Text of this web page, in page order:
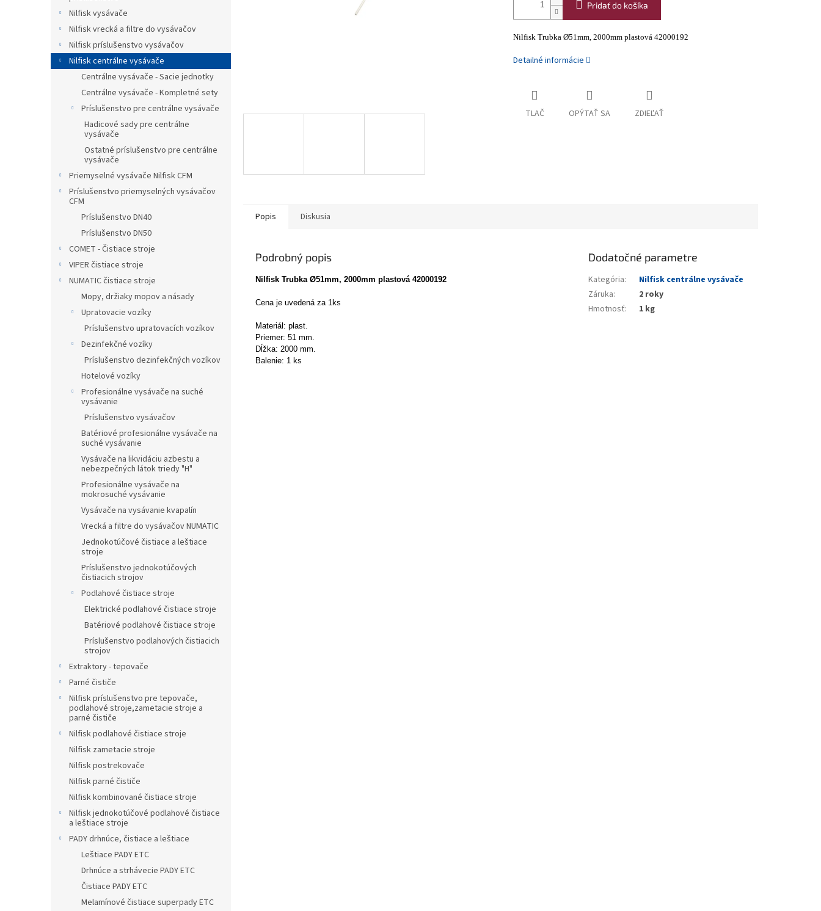
Nilfisk vysávače
Nilfisk vrecká a filtre do vysávačov
Nilfisk príslušenstvo vysávačov
Nilfisk centrálne vysávače
Centrálne vysávače - Sacie jednotky
Centrálne vysávače - Kompletné sety
Príslušenstvo pre centrálne vysávače
Hadicové sady pre centrálne
vysávače
Ostatné príslušenstvo pre centrálne
vysávače
Priemyselné vysávače Nilfisk CFM
Príslušenstvo priemyselných vysávačov
CFM
Príslušenstvo DN40
Príslušenstvo DN50
COMET - Čistiace stroje
VIPER čistiace stroje
NUMATIC čistiace stroje
Mopy, držiaky mopov a násady
Upratovacie vozíky
Príslušenstvo upratovacích vozíkov
Dezinfekčné vozíky
Príslušenstvo dezinfekčných vozíkov
Hotelové vozíky
Profesionálne vysávače na suché
vysávanie
Príslušenstvo vysávačov
Batériové profesionálne vysávače na
suché vysávanie
Vysávače na likvidáciu azbestu a
nebezpečných látok triedy "H"
Profesionálne vysávače na
mokrosuché vysávanie
Vysávače na vysávanie kvapalín
Vrecká a filtre do vysávačov NUMATIC
Jednokotúčové čistiace a leštiace
stroje
Príslušenstvo jednokotúčových
čistiacich strojov
Podlahové čistiace stroje
Elektrické podlahové čistiace stroje
Batériové podlahové čistiace stroje
Príslušenstvo podlahových čistiacich
strojov
Extraktory - tepovače
Parné čističe
Nilfisk príslušenstvo pre tepovače,
podlahové stroje,zametacie stroje a
parné čističe
Nilfisk podlahové čistiace stroje
Nilfisk zametacie stroje
Nilfisk postrekovače
Nilfisk parné čističe
Nilfisk kombinované čistiace stroje
Nilfisk jednokotúčové podlahové čistiace
a leštiace stroje
PADY drhnúce, čistiace a leštiace
Leštiace PADY ETC
Drhnúce a strhávecie PADY ETC
Čistiace PADY ETC
Melamínové čistiace superpady ETC
Pridať do košíka
Nilfisk Trubka Ø51mm, 2000mm plastová 42000192
Detailné informácie
TLAČ OPÝTAŤ SA ZDIEĽAŤ
Popis Diskusia
Podrobný popis
Nilfisk Trubka Ø51mm, 2000mm plastová 42000192
Cena je uvedená za 1ks
Materiál: plast.
Priemer: 51 mm.
Dĺžka: 2000 mm.
Balenie: 1 ks
Dodatočné parametre
Kategória:
Nilfisk centrálne vysávače
Záruka:
2 roky
Hmotnosť: 1 kg